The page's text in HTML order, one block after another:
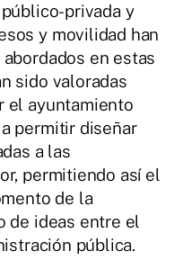
privada y
y movilidad han
en estas
sido valoradas
el ayuntamiento
permitir diseñar
a las
permitiendo así el
de la
de ideas entre el
pública.